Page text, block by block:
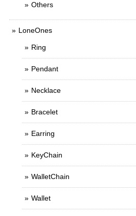
Others
LoneOnes
Ring
Pendant
Necklace
Bracelet
Earring
KeyChain
WalletChain
Wallet